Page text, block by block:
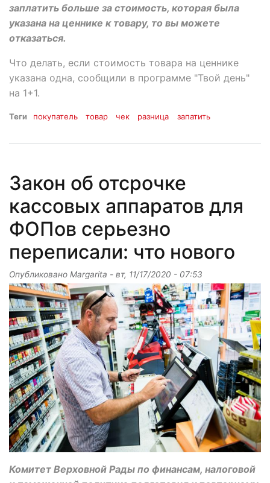
заплатить больше за стоимость, которая была
указана на ценнике к товару, то вы можете
отказаться.
Что делать, если стоимость товара на ценнике
указана одна, сообщили в программе "Твой день"
на 1+1.
Теги покупатель товар чек разница запатить
Закон об отсрочке
кассовых аппаратов для
ФОПов серьезно
переписали: что нового
Опубликовано Margarita - вт, 11/17/2020 - 07:53
Комитет Верховной Рады по финансам, налоговой